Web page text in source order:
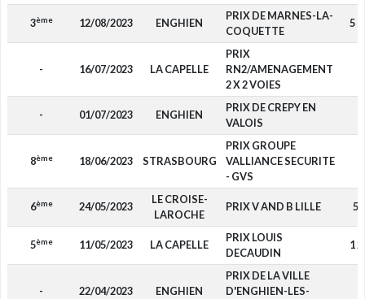
3ème 12/08/2023 ENGHIEN
PRIX DE MARNES-LA-
COQUETTE
5
- 16/07/2023 LA CAPELLE
PRIX
RN2/AMENAGEMENT
2 X 2 VOIES
- 01/07/2023 ENGHIEN
PRIX DE CREPY EN
VALOIS
8ème 18/06/2023 STRASBOURG
PRIX GROUPE
VALLIANCE SECURITE
- GVS
6ème 24/05/2023
LE CROISE-
LAROCHE
PRIX V AND B LILLE
5ème 11/05/2023 LA CAPELLE
PRIX LOUIS
DECAUDIN
1
- 22/04/2023 ENGHIEN
PRIX DE LA VILLE
D'ENGHIEN-LES-